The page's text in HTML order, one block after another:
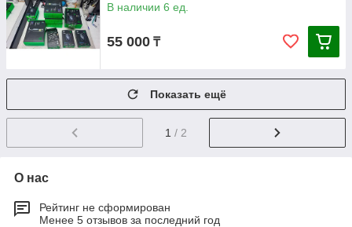
В наличии 6 ед.
55 000 ₸
Показать ещё
1 / 2
О нас
Рейтинг не сформирован
Менее 5 отзывов за последний год